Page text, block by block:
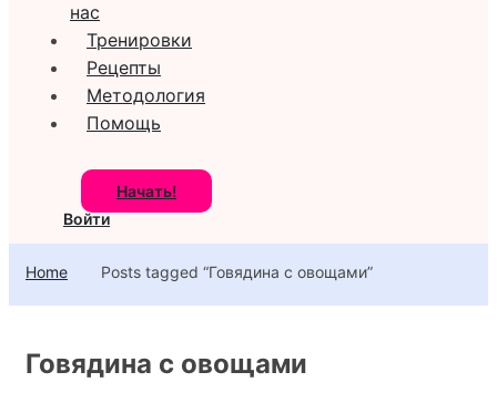
нас
Тренировки
Рецепты
Методология
Помощь
Начать!
Войти
Home Posts tagged “Говядина с овощами”
Говядина с овощами